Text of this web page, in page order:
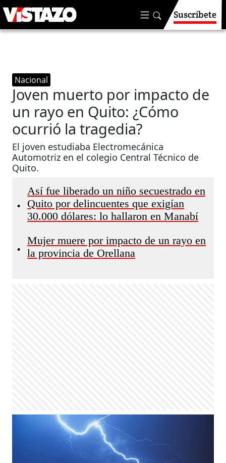
Suscríbete
Nacional
Joven muerto por impacto de
un rayo en Quito: ¿Cómo
ocurrió la tragedia?
El joven estudiaba Electromecánica
Automotriz en el colegio Central Técnico de
Quito.
•
Así fue liberado un niño secuestrado en
Quito por delincuentes que exigían
30.000 dólares: lo hallaron en Manabí
•
Mujer muere por impacto de un rayo en
la provincia de Orellana